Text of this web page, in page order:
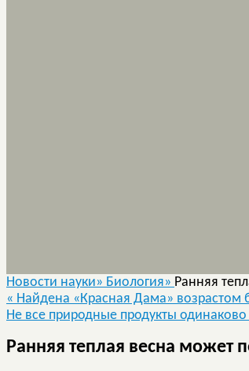
Новости науки» Биология» Ранняя
« Найдена «Красная Дама» возрастом
Не все природные продукты
Ранняя теплая весна может